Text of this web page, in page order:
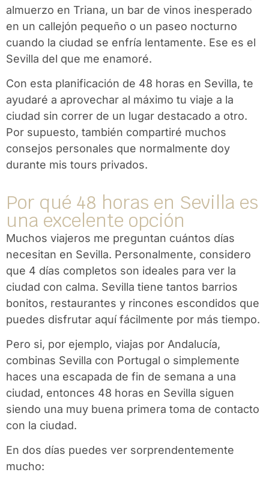
almuerzo en Triana, un bar de vinos inesperado
en un callejón pequeño o un paseo nocturno
cuando la ciudad se enfría lentamente. Ese es el
Sevilla del que me enamoré.
Con esta planificación de 48 horas en Sevilla, te
ayudaré a aprovechar al máximo tu viaje a la
ciudad sin correr de un lugar destacado a otro.
Por supuesto, también compartiré muchos
consejos personales que normalmente doy
durante mis tours privados.
Por qué 48 horas en Sevilla es
una excelente opción
Muchos viajeros me preguntan cuántos días
necesitan en Sevilla. Personalmente, considero
que 4 días completos son ideales para ver la
ciudad con calma. Sevilla tiene tantos barrios
bonitos, restaurantes y rincones escondidos que
puedes disfrutar aquí fácilmente por más tiempo.
Pero si, por ejemplo, viajas por Andalucía,
combinas Sevilla con Portugal o simplemente
haces una escapada de fin de semana a una
ciudad, entonces 48 horas en Sevilla siguen
siendo una muy buena primera toma de contacto
con la ciudad.
En dos días puedes ver sorprendentemente
mucho: